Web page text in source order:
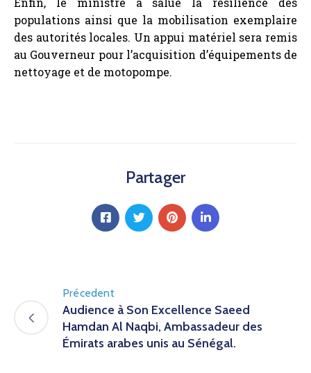
populations ainsi que la mobilisation exemplaire
des autorités locales. Un appui matériel sera remis
au Gouverneur pour l’acquisition d’équipements de
nettoyage et de motopompe.
Partager
Précedent
Audience à Son Excellence Saeed
Hamdan Al Naqbi, Ambassadeur des
Émirats arabes unis au Sénégal.